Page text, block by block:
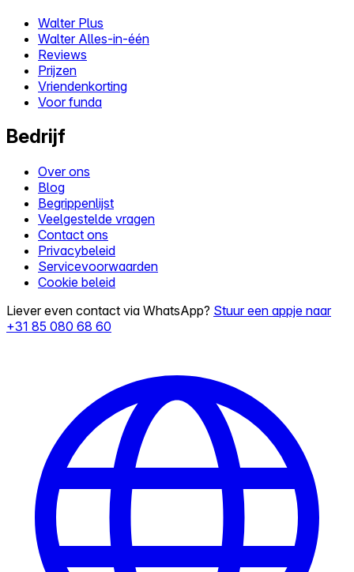
Walter Plus
Walter Alles-in-één
Reviews
Prijzen
Vriendenkorting
Voor funda
Bedrijf
Over ons
Blog
Begrippenlijst
Veelgestelde vragen
Contact ons
Privacybeleid
Servicevoorwaarden
Cookie beleid
Liever even contact via WhatsApp? Stuur een appje naar
+31 85 080 68 60